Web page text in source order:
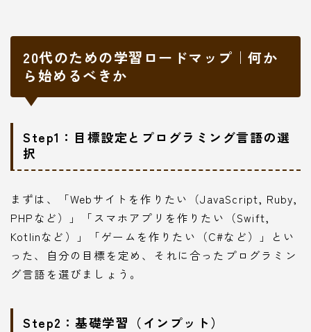
20代のための学習ロードマップ｜何か
ら始めるべきか
Step1：目標設定とプログラミング言語の選
択
まずは、「Webサイトを作りたい（JavaScript, Ruby,
PHPなど）」「スマホアプリを作りたい（Swift,
Kotlinなど）」「ゲームを作りたい（C#など）」とい
った、自分の目標を定め、それに合ったプログラミン
グ言語を選びましょう。
Step2：基礎学習（インプット）